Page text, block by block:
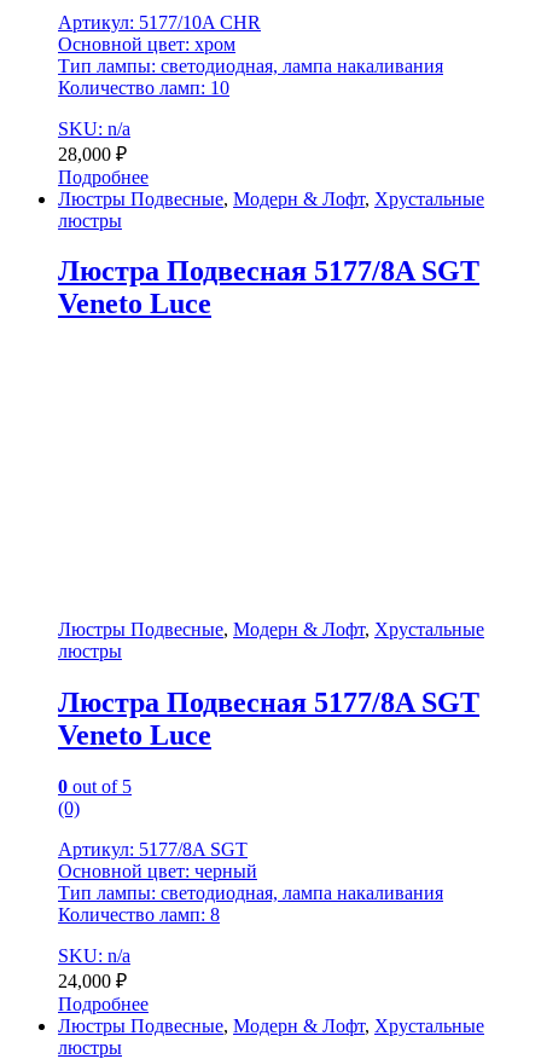
Артикул: 5177/10A CHR
Основной цвет: хром
Тип лампы: светодиодная, лампа накаливания
Количество ламп: 10
SKU: n/a
28,000 ₽
Подробнее
Люстры Подвесные, Модерн & Лофт, Хрустальные
люстры
Люстра Подвесная 5177/8A SGT
Veneto Luce
Люстры Подвесные, Модерн & Лофт, Хрустальные
люстры
Люстра Подвесная 5177/8A SGT
Veneto Luce
0 out of 5
(0)
Артикул: 5177/8A SGT
Основной цвет: черный
Тип лампы: светодиодная, лампа накаливания
Количество ламп: 8
SKU: n/a
24,000 ₽
Подробнее
Люстры Подвесные, Модерн & Лофт, Хрустальные
люстры